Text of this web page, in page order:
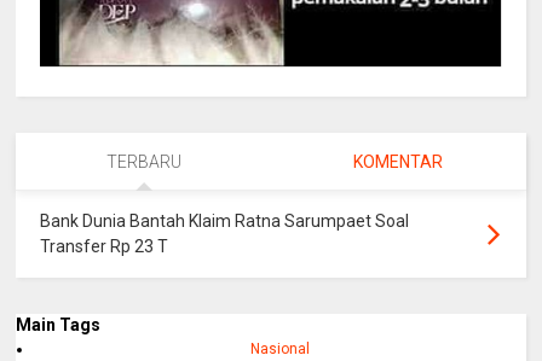
TERBARU KOMENTAR
Bank Dunia Bantah Klaim Ratna Sarumpaet Soal
Transfer Rp 23 T
Main Tags
Nasional